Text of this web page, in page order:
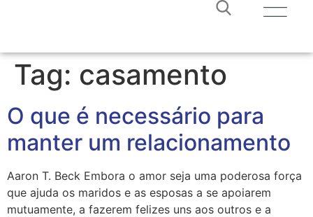
Tag: casamento
O que é necessário para
manter um relacionamento
Aaron T. Beck Embora o amor seja uma poderosa força
que ajuda os maridos e as esposas a se apoiarem
mutuamente, a fazerem felizes uns aos outros e a